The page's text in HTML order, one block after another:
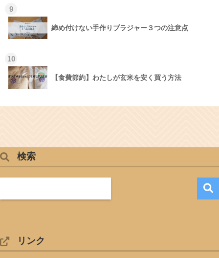
9
締め付けない手作りブラジャー３つの注意点
10
【食費節約】わたしが玄米を安く買う方法
検索
リンク